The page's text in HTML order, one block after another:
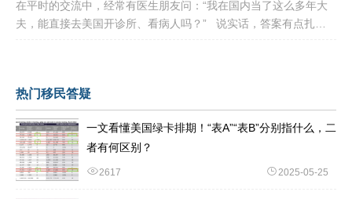
在平时的交流中，经常有医生朋友问：“我在国内当了这么多年大
夫，能直接去美国开诊所、看病人吗？” 说实话，答案有点扎
热门移民答疑
一文看懂美国绿卡排期！“表A”“表B”分别指什么，二
者有何区别？
2617 2025-05-25